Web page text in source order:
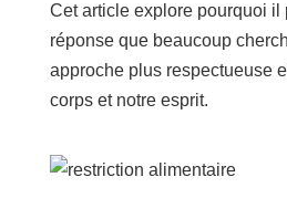
Cet article explore pourquoi il
réponse que beaucoup
approche plus respectueuse
corps et notre esprit.